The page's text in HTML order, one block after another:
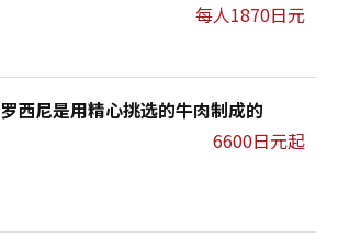
每人1870日元
罗西尼是用精心挑选的牛肉制成的
6600日元起